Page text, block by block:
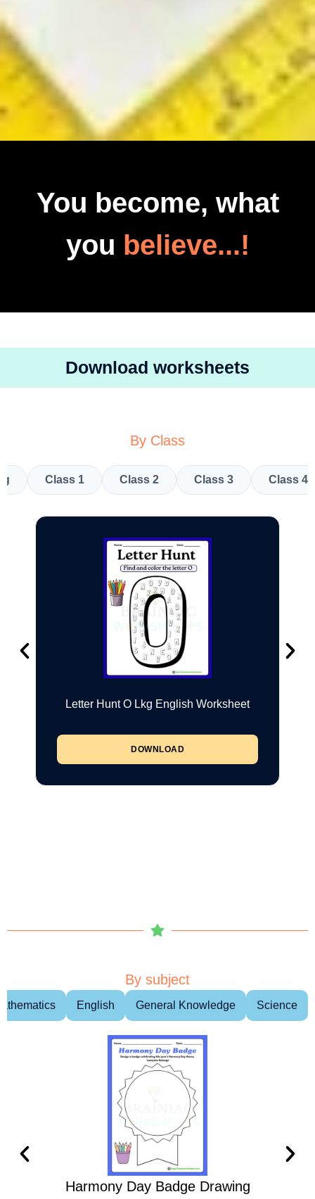
You become, what
you believe...!
Download worksheets
By Class
Class 1 Class 2 Class 3 Class 4
Letter Hunt O Lkg English Worksheet
DOWNLOAD
By subject
English General Knowledge Science
Harmony Day Badge Drawing